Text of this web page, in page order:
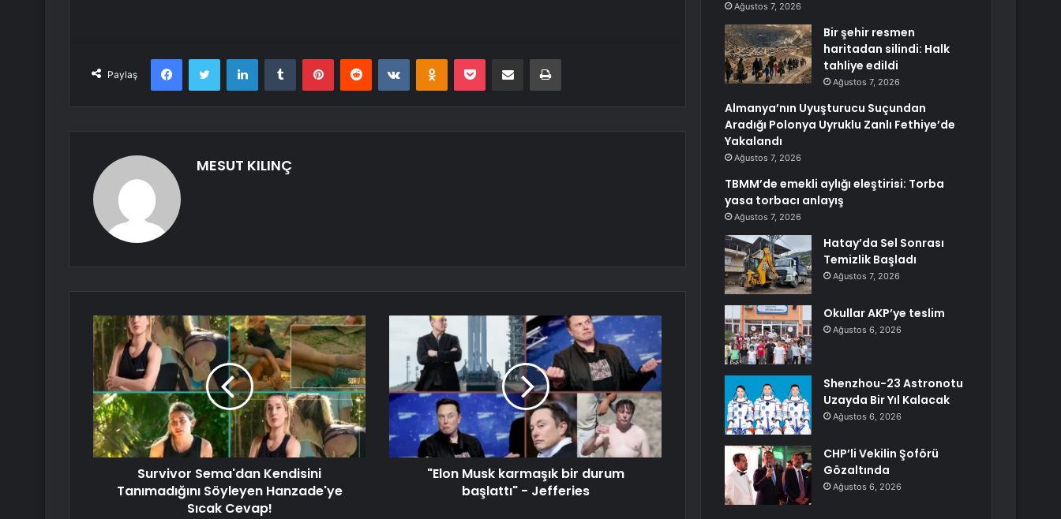
Paylaş
FacebookTwitter LinkedInTumblr PinterestReddit VKontakteOdnoklassniki
Pocket E-Posta ile paylaş Yazdır
MESUT KILINÇ
Survivor Sema'dan Kendisini
Tanımadığını Söyleyen Hanzade'ye
Sıcak Cevap!
"Elon Musk karmaşık bir durum
başlattı" - Jefferies
Ağustos 7, 2026
Bir şehir resmen
haritadan silindi: Halk
tahliye edildi
Ağustos 7, 2026
Almanya’nın Uyuşturucu Suçundan
Aradığı Polonya Uyruklu Zanlı Fethiye’de
Yakalandı
Ağustos 7, 2026
TBMM’de emekli aylığı eleştirisi: Torba
yasa torbacı anlayış
Ağustos 7, 2026
Hatay’da Sel Sonrası
Temizlik Başladı
Ağustos 7, 2026
Okullar AKP’ye teslim
Ağustos 6, 2026
Shenzhou-23 Astronotu
Uzayda Bir Yıl Kalacak
Ağustos 6, 2026
CHP’li Vekilin Şoförü
Gözaltında
Ağustos 6, 2026